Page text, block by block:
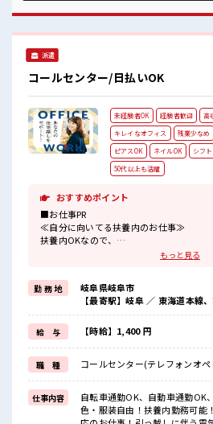
リ目指せますよ！
派遣
コールセンター/日払いOK
未経験者OK 経験者歓迎 高
キレイなオフィス
残業少なめ
ピアスOK
ネイルOK シフ
50代以上も活躍
おすすめポイント
■お仕事PR
≪自分に向いてる扶養内のお仕事≫
扶養内OKなので、
主婦&主夫さんも気軽にご応募くださいね♪
もちろん男性の応募も歓迎ですよ！
≪無理なく働ける≫
場合によってはお願いすることもありま
残業はほとんどナシ！
≪ヘアカラーOKで自由な雰囲気の職場≫
明るすぎたり奇抜でなければ基本的に自由
(規定有)≪自分に合った期間で働ける≫
福利厚生が整った派遣のお仕事です！
■職場の雰囲気
女性多めで休み時間は女子トークがあふ
もちろん男性の応募もOKですよ！
もっと見る
勤 務 地
岐阜県岐阜市
【最寄駅】岐阜 ／ 東海道本線
給 与 【時給】1,400 円
職 種 コールセンター(テレフォンオペ
仕事内容
自転車通勤OK、自動車通勤OK
色・服装自由！扶養内勤務可能